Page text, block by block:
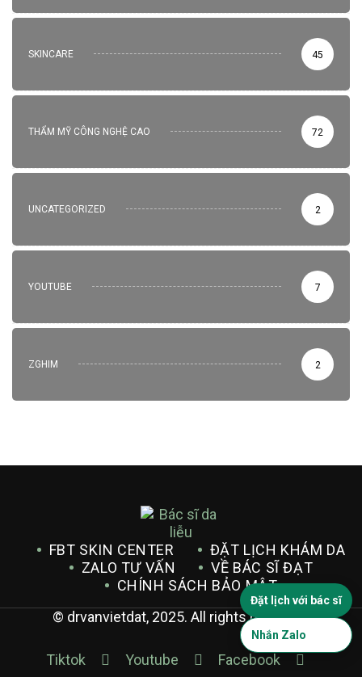
SKINCARE 45
THẨM MỸ CÔNG NGHỆ CAO 72
UNCATEGORIZED 2
YOUTUBE 7
ZGHIM 2
FBT SKIN CENTER
ĐẶT LỊCH KHÁM DA
ZALO TƯ VẤN
VỀ BÁC SĨ ĐẠT
CHÍNH SÁCH BẢO MẬT
© drvanvietdat, 2025. All rights reserved.
Tiktok Youtube Facebook
Đặt lịch với bác sĩ
Nhắn Zalo